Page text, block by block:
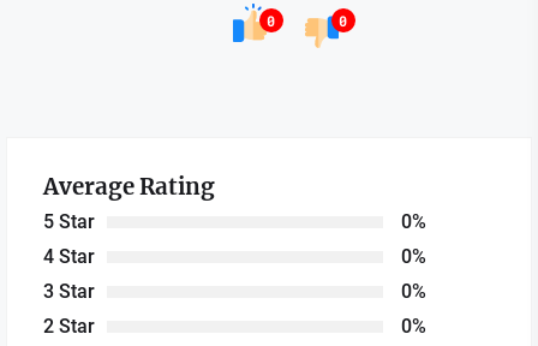
0 0
Average Rating
5 Star
0%
4 Star
0%
3 Star
0%
2 Star
0%